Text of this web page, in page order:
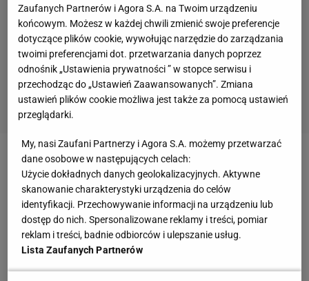
Zobacz wideo
Nikt nie wie, jak kibice ŁKS-u trafią na derby.
Będzie pochód przez miasto?
Zaufanych Partnerów i Agora S.A. na Twoim urządzeniu
końcowym. Możesz w każdej chwili zmienić swoje preferencje
dotyczące plików cookie, wywołując narzędzie do zarządzania
twoimi preferencjami dot. przetwarzania danych poprzez
odnośnik „Ustawienia prywatności ” w stopce serwisu i
przechodząc do „Ustawień Zaawansowanych”. Zmiana
ustawień plików cookie możliwa jest także za pomocą ustawień
przeglądarki.
My, nasi Zaufani Partnerzy i Agora S.A. możemy przetwarzać
dane osobowe w następujących celach:
Użycie dokładnych danych geolokalizacyjnych. Aktywne
skanowanie charakterystyki urządzenia do celów
identyfikacji. Przechowywanie informacji na urządzeniu lub
dostęp do nich. Spersonalizowane reklamy i treści, pomiar
reklam i treści, badnie odbiorców i ulepszanie usług.
Lista Zaufanych Partnerów